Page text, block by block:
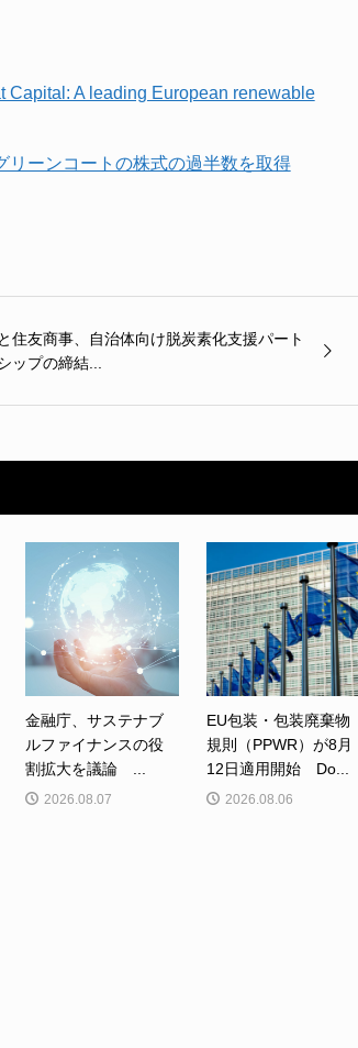
Capital: A leading European renewable
リーンコートの株式の過半数を取得
住友商事、自治体向け脱炭素化支援パート
ップの締結...
金融庁、サステナブ
ルファイナンスの役
割拡大を議論 ...
2026.08.07
EU包装・包装廃棄物
規則（PPWR）が8月
12日適用開始 Do...
2026.08.06